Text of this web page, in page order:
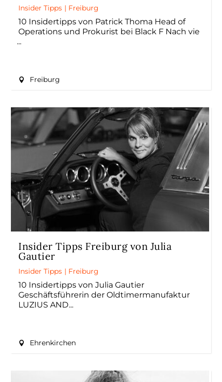
Insider Tipps | Freiburg
10 Insidertipps von Patrick Thoma Head of
Operations und Prokurist bei Black F Nach vie
Freiburg
Insider Tipps Freiburg von Julia
Gautier
Insider Tipps | Freiburg
10 Insidertipps von Julia Gautier
Geschäftsführerin der Oldtimermanufaktur
LUZIUS AND
Ehrenkirchen